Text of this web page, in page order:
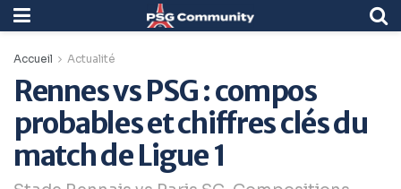
Accueil Actualité
Rennes vs PSG : compos
probables et chiffres clés du
match de Ligue 1